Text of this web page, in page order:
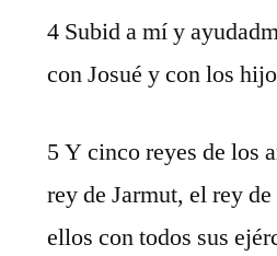
4 Subid a mí y
con Josué y con los
5 Y cinco reyes de los
rey de Jarmut, el rey
ellos con todos sus